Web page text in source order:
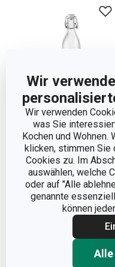
Wir
Wir verwenden
was Sie
Kochen und Wohnen.
klicken, stimmen Sie
Cookies zu. Im
auswählen, welche
oder auf "Alle
genannte
können
Flasche mit
Bügelverschluss
CASA 500 ml
4,40 €